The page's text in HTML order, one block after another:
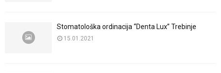
Stomatološka ordinacija “Denta Lux” Trebinje
15.01.2021